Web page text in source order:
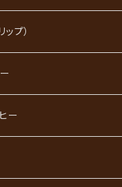
ー
琲
プ）
ー